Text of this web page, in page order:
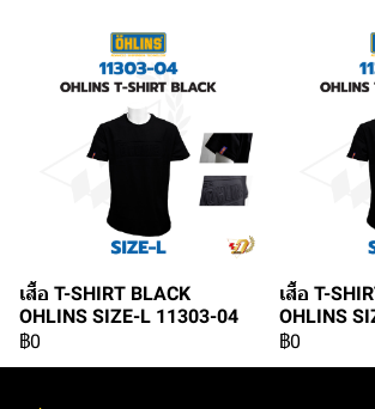
เสื้อ T-SHIRT BLACK
OHLINS SIZE-L 11303-04
฿0
เสื้อ T-
OHLINS
฿0